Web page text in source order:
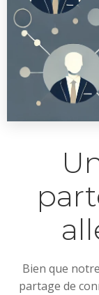
Bien que
partage de